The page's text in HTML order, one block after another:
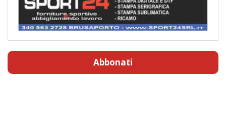
Abbonati